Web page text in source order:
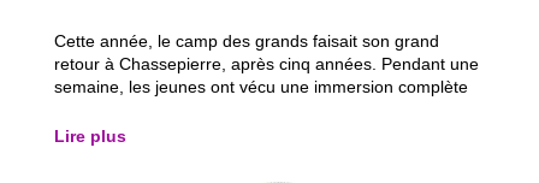
Cette année, le camp des grands faisait son grand
retour à Chassepierre, après cinq années. Pendant une
semaine, les jeunes ont vécu une immersion complète
du séjour tournait autour d’un meurtre non élucidé
Lire plus